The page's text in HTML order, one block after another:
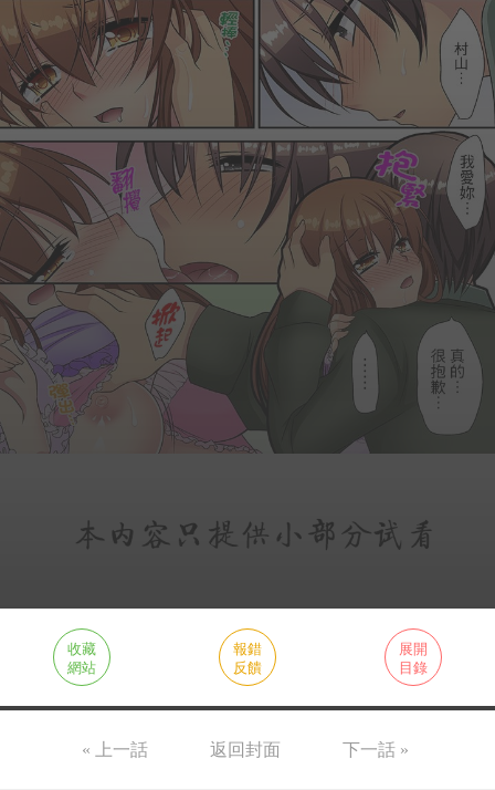
收藏
網站
報錯
反饋
展開
目錄
« 上一話 返回封面 下一話 »